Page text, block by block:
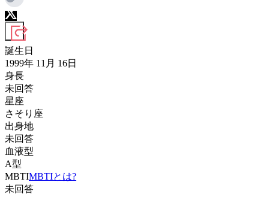
誕生日
1999年 11月 16日
身長
未回答
星座
さそり座
出身地
未回答
血液型
A型
MBTIMBTIとは?
未回答